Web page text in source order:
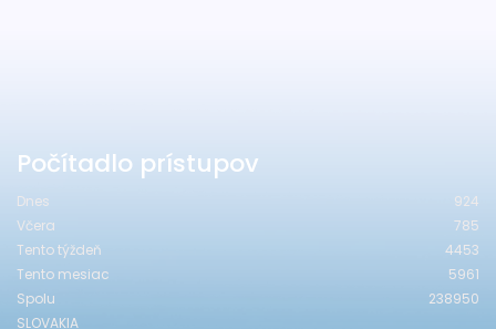
Počítadlo prístupov
Dnes
924
Včera
785
Tento týždeň
4453
Tento mesiac
5961
Spolu
238950
SLOVAKIA